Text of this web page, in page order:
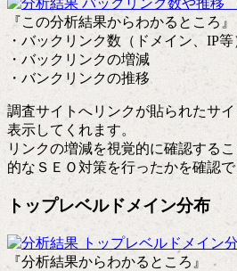
『この分析結果からわかるところ』
・バックリンク数（ドメイン、IP等
・バックリンクの増減
・バンクリンクの推移
調査サイトへリンクが貼られたサ
表示してくれます。
リンクの増減を視覚的に確認する
的なＳＥＯ対策を行ったかを確認で
トップレベルドメイン分布
『分析結果からわかるところ』